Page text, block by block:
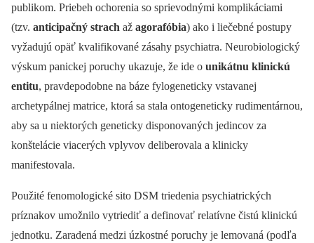
publikom. Priebeh ochorenia so sprievodnými komplikáciami
(tzv. anticipačný strach až agorafóbia) ako i liečebné postupy
vyžadujú opäť kvalifikované zásahy psychiatra. Neurobiologický
výskum panickej poruchy ukazuje, že ide o unikátnu klinickú
entitu, pravdepodobne na báze fylogeneticky vstavanej
archetypálnej matrice, ktorá sa stala ontogeneticky rudimentárnou,
aby sa u niektorých geneticky disponovaných jedincov za
konštelácie viacerých vplyvov deliberovala a klinicky
manifestovala.
Použité fenomologické sito DSM triedenia psychiatrických
príznakov umožnilo vytriediť a definovať relatívne čistú klinickú
jednotku. Zaradená medzi úzkostné poruchy je lemovaná (podľa